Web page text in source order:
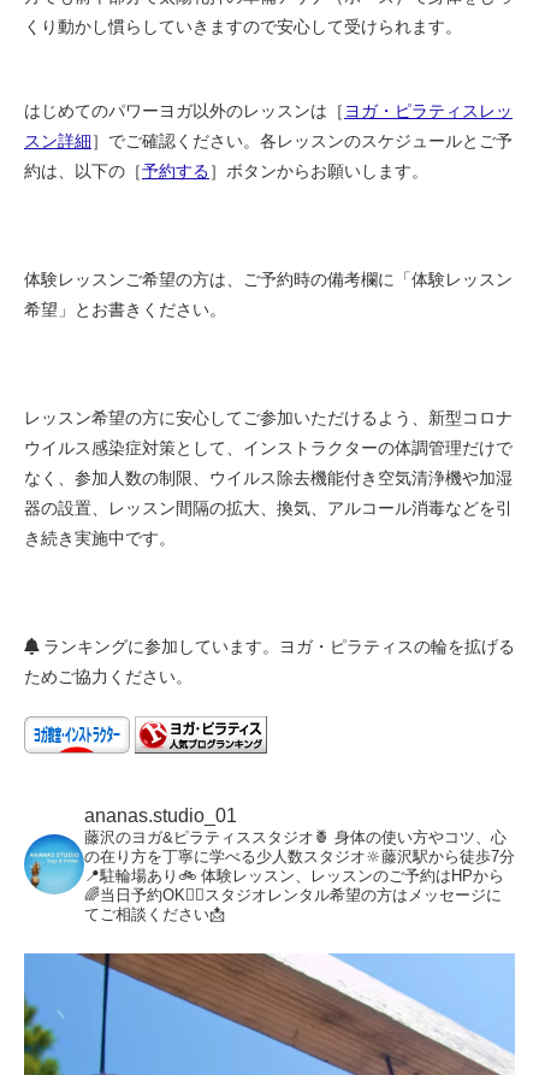
くり動かし慣らしていきますので安心して受けられます。
はじめてのパワーヨガ以外のレッスンは［ ヨガ・ピラティスレッ
スン詳細］でご確認ください。各レッスンのスケジュールとご予
約は、以下の［予約する］ボタンからお願いします。
体験レッスンご希望の方は、ご予約時の備考欄に「体験レッスン
希望」とお書きください。
レッスン希望の方に安心してご参加いただけるよう、新型コロナ
ウイルス感染症対策として、インストラクターの体調管理だけで
なく、参加人数の制限、ウイルス除去機能付き空気清浄機や加湿
器の設置、レッスン間隔の拡大、換気、アルコール消毒などを引
き続き実施中です。
ランキングに参加しています。ヨガ・ピラティスの輪を拡げる
ためご協力ください。
ananas.studio_01
藤沢のヨガ&ピラティススタジオ🍍 身体の使い方やコツ、心
の在り方を丁寧に学べる少人数スタジオ🔆藤沢駅から徒歩7分
📍駐輪場あり🚲 体験レッスン、レッスンのご予約はHPから
🌈当日予約OK🙆‍♀️スタジオレンタル希望の方はメッセージに
てご相談ください📩